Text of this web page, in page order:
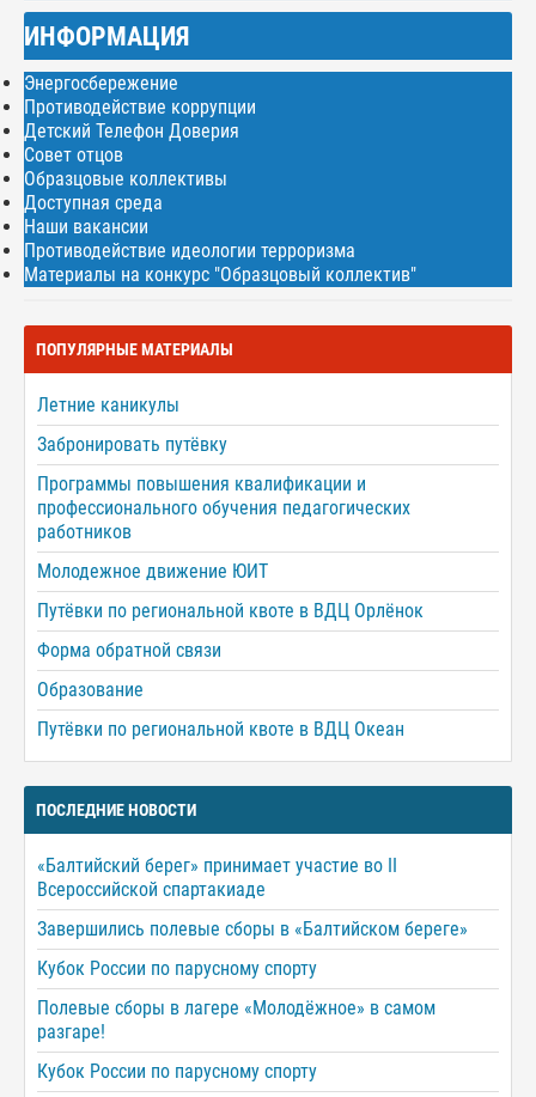
ИНФОРМАЦИЯ
Энергосбережение
Противодействие коррупции
Детский Телефон Доверия
Совет отцов
Образцовые коллективы
Доступная среда
Наши вакансии
Противодействие идеологии терроризма
Материалы на конкурс "Образцовый коллектив"
ПОПУЛЯРНЫЕ МАТЕРИАЛЫ
Летние каникулы
Забронировать путёвку
Программы повышения квалификации и
профессионального обучения педагогических
работников
Молодежное движение ЮИТ
Путёвки по региональной квоте в ВДЦ Орлёнок
Форма обратной связи
Образование
Путёвки по региональной квоте в ВДЦ Океан
ПОСЛЕДНИЕ НОВОСТИ
«Балтийский берег» принимает участие во II
Всероссийской спартакиаде
Завершились полевые сборы в «Балтийском береге»
Кубок России по парусному спорту
Полевые сборы в лагере «Молодёжное» в самом
разгаре!
Кубок России по парусному спорту